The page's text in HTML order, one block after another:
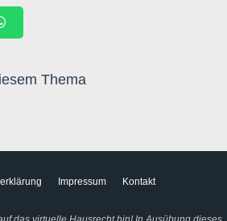
Thema
Impressum Kontakt